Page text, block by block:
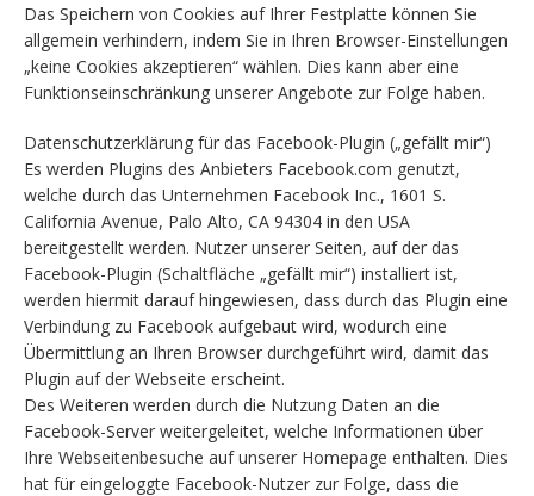
Das Speichern von Cookies auf Ihrer Festplatte können Sie
allgemein verhindern, indem Sie in Ihren Browser-Einstellungen
„keine Cookies akzeptieren“ wählen. Dies kann aber eine
Funktionseinschränkung unserer Angebote zur Folge haben.
Datenschutzerklärung für das Facebook-Plugin („gefällt mir“)
Es werden Plugins des Anbieters Facebook.com genutzt,
welche durch das Unternehmen Facebook Inc., 1601 S.
California Avenue, Palo Alto, CA 94304 in den USA
bereitgestellt werden. Nutzer unserer Seiten, auf der das
Facebook-Plugin (Schaltfläche „gefällt mir“) installiert ist,
werden hiermit darauf hingewiesen, dass durch das Plugin eine
Verbindung zu Facebook aufgebaut wird, wodurch eine
Übermittlung an Ihren Browser durchgeführt wird, damit das
Plugin auf der Webseite erscheint.
Des Weiteren werden durch die Nutzung Daten an die
Facebook-Server weitergeleitet, welche Informationen über
Ihre Webseitenbesuche auf unserer Homepage enthalten. Dies
hat für eingeloggte Facebook-Nutzer zur Folge, dass die